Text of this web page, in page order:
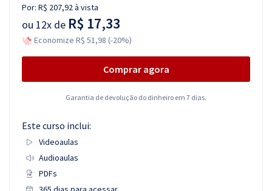
Por: R$ 207,92à vista
ou 12x de R$ 17,33
Economize R$ 51,98 (-20%)
Comprar agora
Garantia de devolução do dinheiro em 7 dias.
Este curso inclui:
Videoaulas
Audioaulas
PDFs